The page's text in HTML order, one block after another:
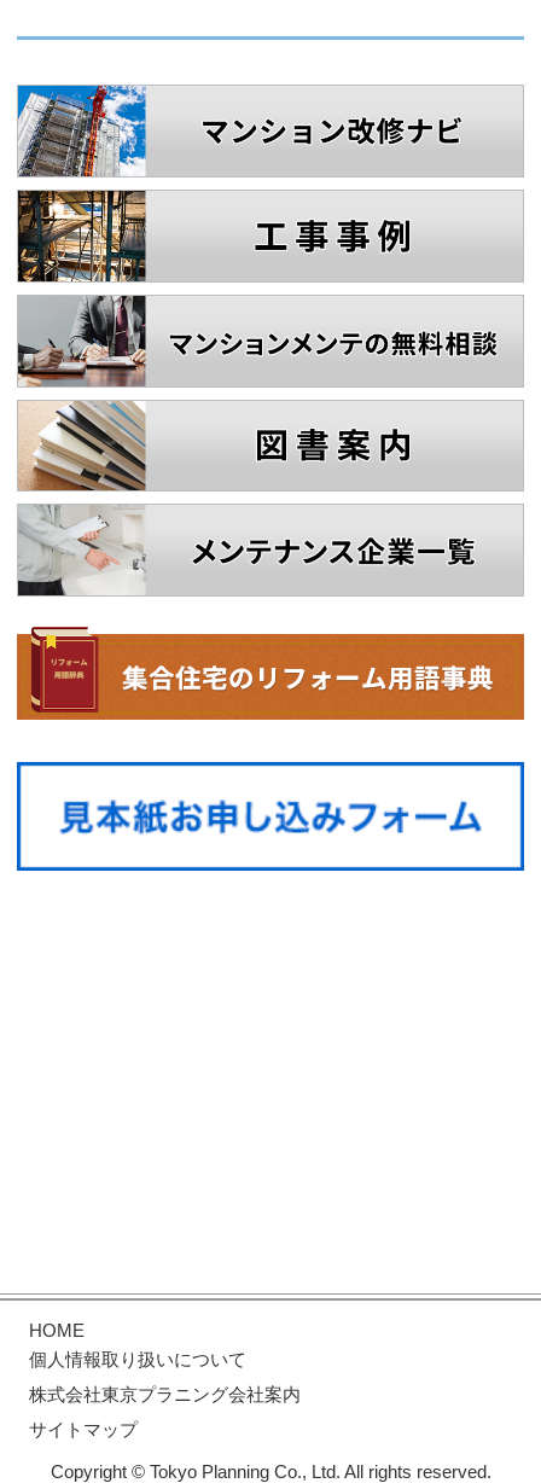
HOME
個人情報取り扱いについて
株式会社東京プラニング会社案内
サイトマップ
Copyright © Tokyo Planning Co., Ltd. All rights reserved.